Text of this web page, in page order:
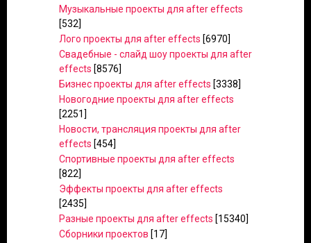
Музыкальные проекты для after effects
[532]
Лого проекты для after effects [6970]
Свадебные - слайд шоу проекты для after
effects [8576]
Бизнес проекты для after effects [3338]
Новогодние проекты для after effects
[2251]
Новости, трансляция проекты для after
effects [454]
Спортивные проекты для after effects
[822]
Эффекты проекты для after effects
[2435]
Разные проекты для after effects [15340]
Сборники проектов [17]